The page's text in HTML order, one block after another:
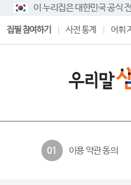
이 누리집은 대한민국 공식
집필 참여하기 사전 통계 어휘
01 이용 약관 동의